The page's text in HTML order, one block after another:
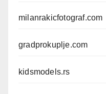
milanrakicfotograf.com
gradprokuplje.com
kidsmodels.rs